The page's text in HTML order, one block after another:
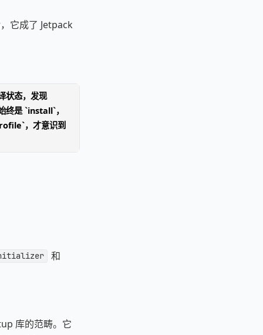
它成了 Jetpack
态，发现
是 `install`，
，才意识到
和
库的范畴。它